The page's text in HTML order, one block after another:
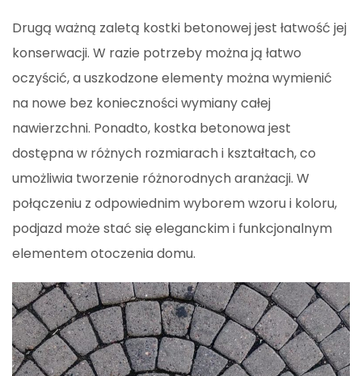
Drugą ważną zaletą kostki betonowej jest łatwość jej
konserwacji. W razie potrzeby można ją łatwo
oczyścić, a uszkodzone elementy można wymienić
na nowe bez konieczności wymiany całej
nawierzchni. Ponadto, kostka betonowa jest
dostępna w różnych rozmiarach i kształtach, co
umożliwia tworzenie różnorodnych aranżacji. W
połączeniu z odpowiednim wyborem wzoru i koloru,
podjazd może stać się eleganckim i funkcjonalnym
elementem otoczenia domu.